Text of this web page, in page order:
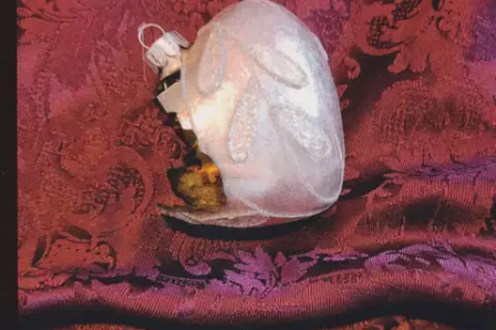
Tuotekuvaus
Runot matkalla naisen eroottiseen maailmaan, kohteena
mannerlaattojen vavisuttava siirtymä. Kysymyksiä, osittaisia
vastauksia. Salaisten hetkien juovuttavia tuntemuksia.
Ominaisuudet